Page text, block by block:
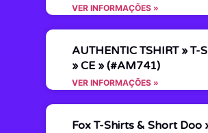
VER INFORMAÇÕES »
AUTHENTIC TSHIRT » T-
» CE » (#AM741)
VER INFORMAÇÕES »
Fox T-Shirts & Short Doo